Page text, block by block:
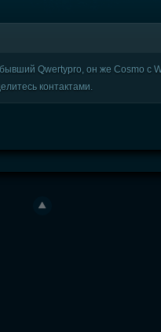
Qwertypro, он же Cosmo с
контактами.